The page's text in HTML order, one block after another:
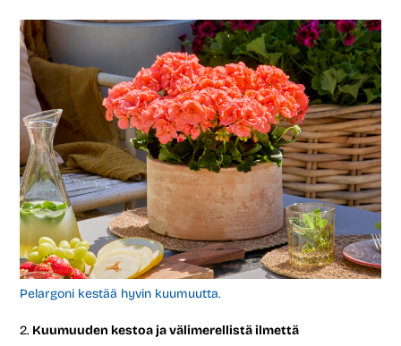
Pelargoni kestää hyvin kuumuutta.
Kuumuuden kestoa ja välimerellistä ilmettä